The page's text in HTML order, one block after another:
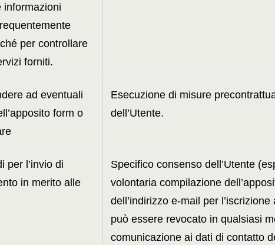
informazioni
per controllare
forniti.
ad eventuali
form o
Esecuzione di misure
dell’Utente.
per l’invio di
in merito alle
Specifico consenso dell’Utente
volontaria compilazione
dell’indirizzo e-mail per l’iscrizione
può essere revocato in qualsiasi
comunicazione ai dati di contatto